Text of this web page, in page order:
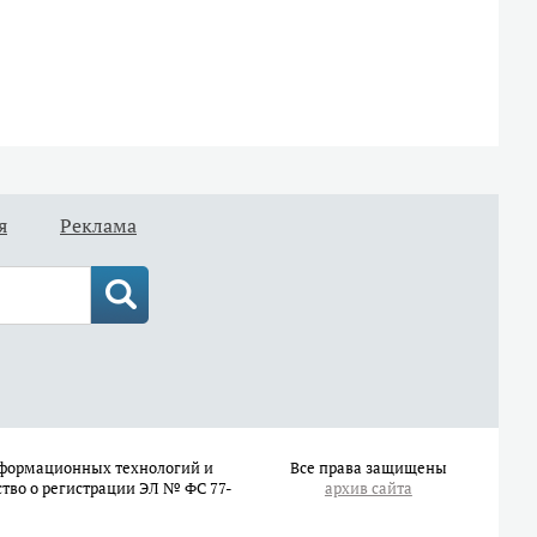
Реклама
технологий и
о регистрации ЭЛ № ФС 77-
Все права защищены
архив сайта